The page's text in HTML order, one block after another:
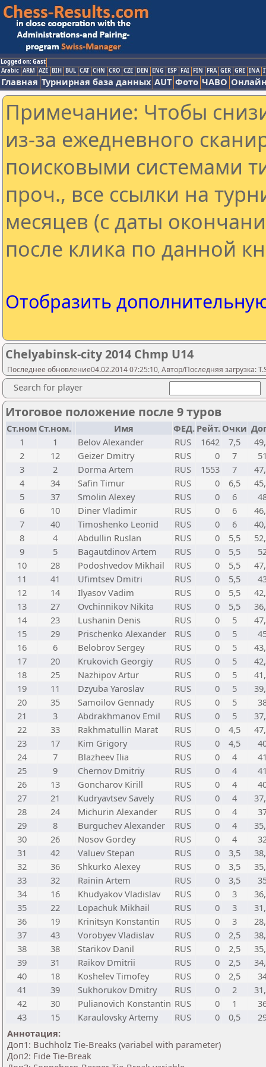
Logged on: Gast
Arabic ARM AZE BIH BUL CAT CHN CRO CZE DEN ENG ESP FAI FIN FRA GER GRE INA
Главная Турнирная база данных AUT Фото ЧАВО
Примечание: Чтобы
из-за ежедневного
поисковыми системами
проч., все ссылки на
месяцев (с даты
после клика по данной
Отобразить
Chelyabinsk-city 2014 Chmp U14
Последнее обновление04.02.2014 07:25:10, Автор/Последняя загрузка:
Search for player
Итоговое положение после 9 туров
Ст.ном Ст.ном. Имя ФЕД. Рейт. Очки
1
1 Belov Alexander RUS 1642 7,5
2
12 Geizer Dmitry RUS 0 7
3
2 Dorma Artem RUS 1553 7
4
34 Safin Timur RUS 0 6,5
5
37 Smolin Alexey RUS 0 6
6
10 Diner Vladimir RUS 0 6
7
40 Timoshenko Leonid RUS 0 6
8
4 Abdullin Ruslan RUS 0 5,5
9
5 Bagautdinov Artem RUS 0 5,5
10
28 Podoshvedov Mikhail RUS 0 5,5
11
41 Ufimtsev Dmitri RUS 0 5,5
12
14 Ilyasov Vadim RUS 0 5,5
13
27 Ovchinnikov Nikita RUS 0 5,5
14
23 Lushanin Denis RUS 0 5
15
29 Prischenko Alexander RUS 0 5
16
6 Belobrov Sergey RUS 0 5
17
20 Krukovich Georgiy RUS 0 5
18
25 Nazhipov Artur RUS 0 5
19
11 Dzyuba Yaroslav RUS 0 5
20
35 Samoilov Gennady RUS 0 5
21
3 Abdrakhmanov Emil RUS 0 5
22
33 Rakhmatullin Marat RUS 0 4,5
23
17 Kim Grigory RUS 0 4,5
24
7 Blazheev Ilia RUS 0 4
25
9 Chernov Dmitriy RUS 0 4
26
13 Goncharov Kirill RUS 0 4
27
21 Kudryavtsev Savely RUS 0 4
28
24 Michurin Alexander RUS 0 4
29
8 Burguchev Alexander RUS 0 4
30
26 Nosov Gordey RUS 0 4
31
42 Valuev Stepan RUS 0 3,5
32
36 Shkurko Alexey RUS 0 3,5
33
32 Rainin Artem RUS 0 3,5
34
16 Khudyakov Vladislav RUS 0 3
35
22 Lopachuk Mikhail RUS 0 3
36
19 Krinitsyn Konstantin RUS 0 3
37
43 Vorobyev Vladislav RUS 0 2,5
38
38 Starikov Danil RUS 0 2,5
39
31 Raikov Dmitrii RUS 0 2,5
40
18 Koshelev Timofey RUS 0 2,5
41
39 Sukhorukov Dmitry RUS 0 2
42
30 Pulianovich Konstantin RUS 0 1
43
15 Karaulovsky Artemy RUS 0 0,5
Аннотация:
Доп1: Buchholz Tie-Breaks (variabel with parameter)
Доп2: Fide Tie-Break